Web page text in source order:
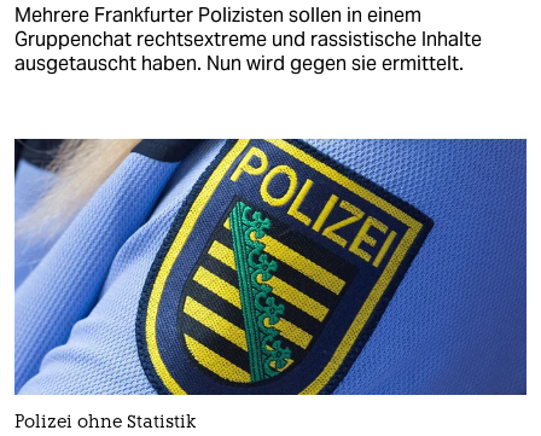
Mehrere Frankfurter Polizisten sollen in einem
Gruppenchat rechtsextreme und rassistische Inhalte
ausgetauscht haben. Nun wird gegen sie ermittelt.
Polizei ohne Statistik